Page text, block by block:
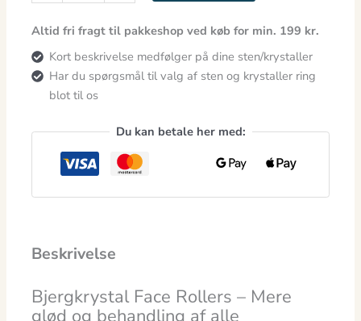
Altid fri fragt til pakkeshop ved køb for min. 199 kr.
Kort beskrivelse medfølger på dine sten/krystaller
Har du spørgsmål til valg af sten og krystaller ring
blot til os
Du kan betale her med:
Beskrivelse
Bjergkrystal Face Rollers – Mere